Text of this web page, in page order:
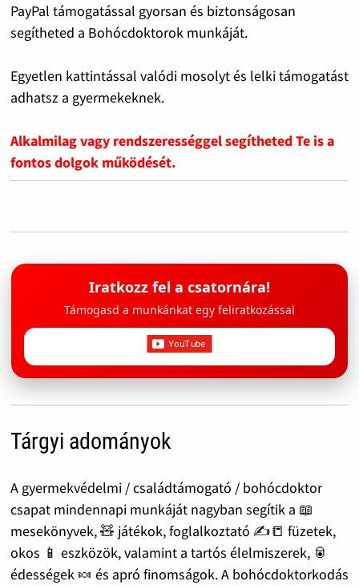
PayPal támogatással gyorsan és biztonságosan
segítheted a Bohócdoktorok munkáját.
Egyetlen kattintással valódi mosolyt és lelki támogatást
adhatsz a gyermekeknek.
Alkalmilag vagy rendszerességgel segítheted Te is a
fontos dolgok működését.
Iratkozz fel a csatornára!
Támogasd a munkánkat egy feliratkozással
Tárgyi adományok
A gyermekvédelmi / családtámogató / bohócdoktor
csapat mindennapi munkáját nagyban segítik a 📖
mesekönyvek, 🧸 játékok, foglalkoztató ✍️📒 füzetek,
okos 📱 eszközök, valamint a tartós élelmiszerek, 🥫
édességek 🍬 és apró finomságok. A bohócdoktorkodás